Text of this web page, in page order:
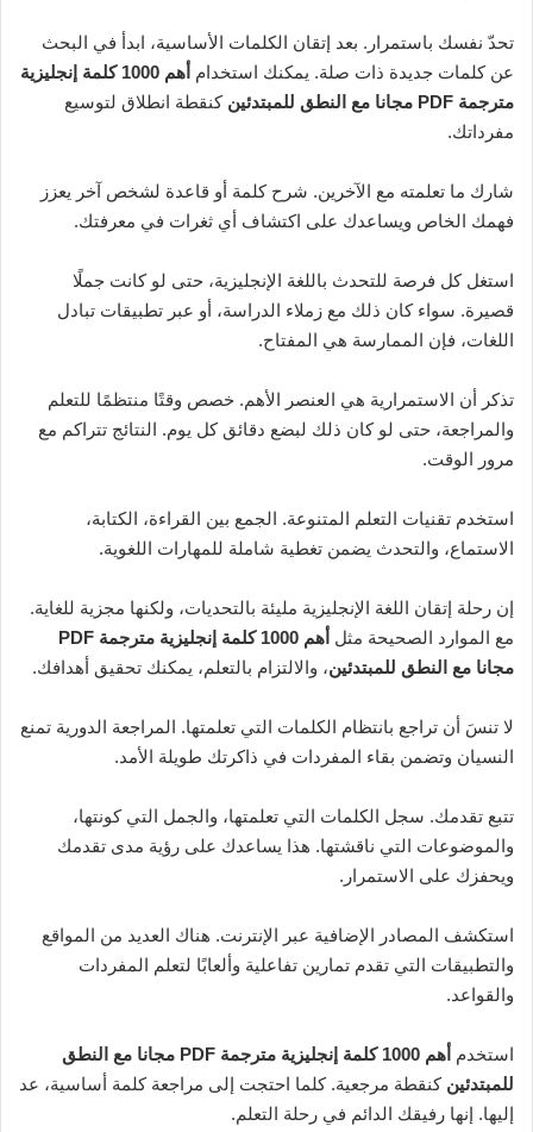
تحدّ نفسك باستمرار. بعد إتقان الكلمات الأساسية، ابدأ في البحث
عن كلمات جديدة ذات صلة. يمكنك استخدام
أهم 1000 كلمة إنجليزية
مترجمة PDF مجانا مع النطق للمبتدئين
كنقطة انطلاق لتوسيع
مفرداتك.
شارك ما تعلمته مع الآخرين. شرح كلمة أو قاعدة لشخص آخر يعزز
فهمك الخاص ويساعدك على اكتشاف أي ثغرات في معرفتك.
استغل كل فرصة للتحدث باللغة الإنجليزية، حتى لو كانت جملًا
قصيرة. سواء كان ذلك مع زملاء الدراسة، أو عبر تطبيقات تبادل
اللغات، فإن الممارسة هي المفتاح.
تذكر أن الاستمرارية هي العنصر الأهم. خصص وقتًا منتظمًا للتعلم
والمراجعة، حتى لو كان ذلك لبضع دقائق كل يوم. النتائج تتراكم مع
مرور الوقت.
استخدم تقنيات التعلم المتنوعة. الجمع بين القراءة، الكتابة،
الاستماع، والتحدث يضمن تغطية شاملة للمهارات اللغوية.
إن رحلة إتقان اللغة الإنجليزية مليئة بالتحديات، ولكنها مجزية للغاية.
مع الموارد الصحيحة مثل
أهم 1000 كلمة إنجليزية مترجمة PDF
مجانا مع النطق للمبتدئين، والالتزام بالتعلم، يمكنك تحقيق أهدافك.
لا تنسَ أن تراجع بانتظام الكلمات التي تعلمتها. المراجعة الدورية تمنع
النسيان وتضمن بقاء المفردات في ذاكرتك طويلة الأمد.
تتبع تقدمك. سجل الكلمات التي تعلمتها، والجمل التي كونتها،
والموضوعات التي ناقشتها. هذا يساعدك على رؤية مدى تقدمك
ويحفزك على الاستمرار.
استكشف المصادر الإضافية عبر الإنترنت. هناك العديد من المواقع
والتطبيقات التي تقدم تمارين تفاعلية وألعابًا لتعلم المفردات
والقواعد.
استخدم
أهم 1000 كلمة إنجليزية مترجمة PDF مجانا مع النطق
للمبتدئين كنقطة مرجعية. كلما احتجت إلى مراجعة كلمة أساسية، عد
إليها. إنها رفيقك الدائم في رحلة التعلم.